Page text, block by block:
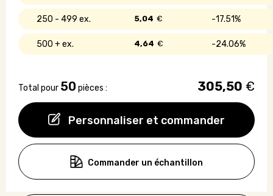
Personnaliser et commander
250 - 499 17.51%
5,04 €
500 + 24.06%
4,64 €
Total pour 50 pièces : 305,50 €
Commander un échantillon